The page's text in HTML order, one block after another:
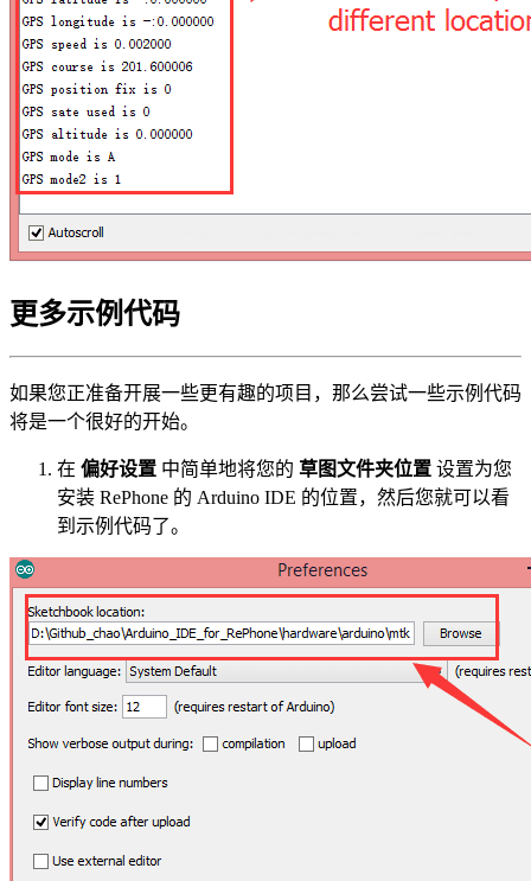
更多示例代码
如果您正准备开展一些更有趣的项目，那么尝试一些示例代码
将是一个很好的开始。
在 偏好设置 中简单地将您的 草图文件夹位置 设置为您
安装 RePhone 的 Arduino IDE 的位置，然后您就可以看
到示例代码了。